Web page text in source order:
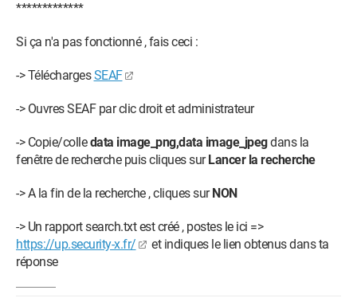
*************
Si ça n'a pas fonctionné , fais ceci :
-> TéléchargesSEAF
-> Ouvres SEAF par clic droit et administrateur
-> Copie/colledata image_png,data image_jpegdans la
fenêtre de recherche puis cliques surLancer la recherche
-> A la fin de la recherche , cliques surNON
-> Un rapport search.txt est créé , postes le ici =>
https://up.security-x.fr/
et indiques le lien obtenus dans ta
réponse